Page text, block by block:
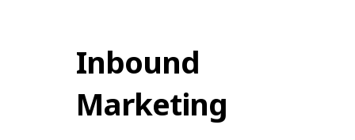
Inbound
Marketing